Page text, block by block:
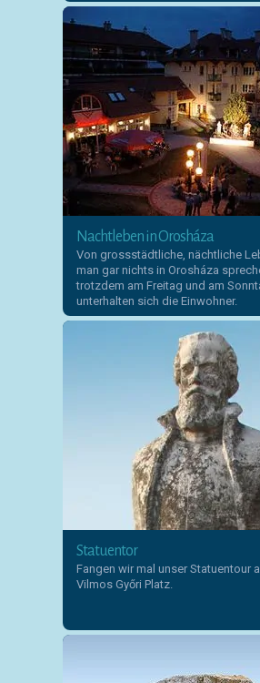
Nachtleben in Orosháza
Von grossstädtliche, nächtliche
man gar nichts in Orosháza
trotzdem am Freitag und am
unterhalten sich die Einwohner.
Statuentor
Fangen wir mal unser Statuentour
Vilmos Győri Platz.